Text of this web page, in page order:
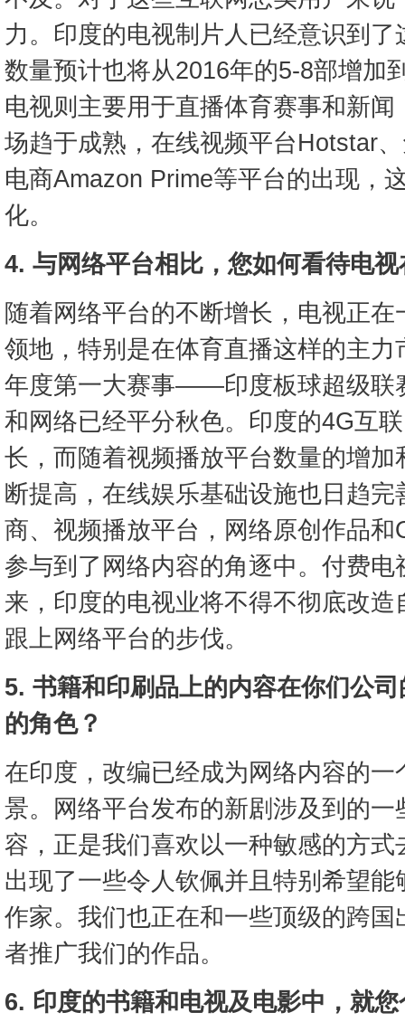
力。印度的电视制片人已经意识到
数量预计也将从2016年的5-8部增加
电视则主要用于直播体育赛事和新
场趋于成熟，在线视频平台Hotstar
电商Amazon Prime等平台的出现，
化。
4. 与网络平台相比，您如何看待电
随着网络平台的不断增长，电视正
领地，特别是在体育直播这样的主
年度第一大赛事——印度板球超级联
和网络已经平分秋色。印度的4G互
长，而随着视频播放平台数量的增
断提高，在线娱乐基础设施也日趋
商、视频播放平台，网络原创作品
参与到了网络内容的角逐中。付费
来，印度的电视业将不得不彻底改
跟上网络平台的步伐。
5. 书籍和印刷品上的内容在你们公
的角色？
在印度，改编已经成为网络内容的
景。网络平台发布的新剧涉及到的
容，正是我们喜欢以一种敏感的方
出现了一些令人钦佩并且特别希望
作家。我们也正在和一些顶级的跨
者推广我们的作品。
6. 印度的书籍和电视及电影中，就